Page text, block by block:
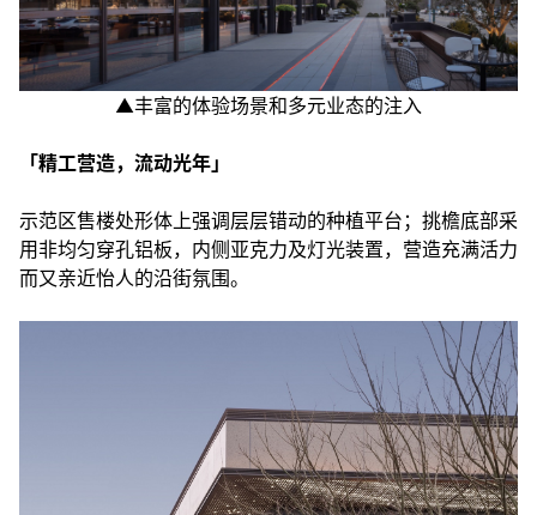
▲丰富的体验场景和多元业态的注入
「精工营造，流动光年」
示范区售楼处形体上强调层层错动的种植平台；挑檐底部采
用非均匀穿孔铝板，内侧亚克力及灯光装置，营造充满活力
而又亲近怡人的沿街氛围。